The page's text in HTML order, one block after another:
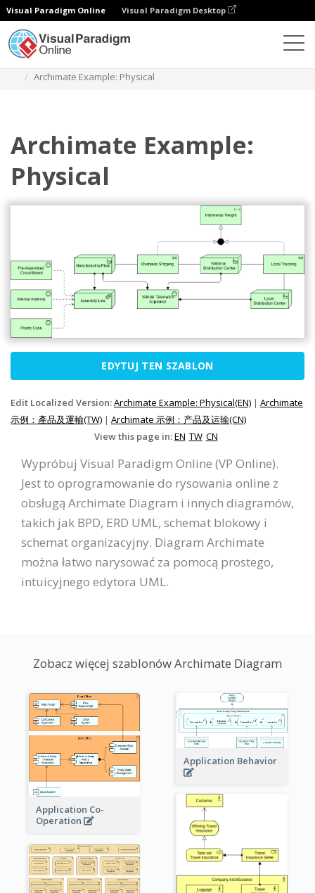
Visual Paradigm Online Visual Paradigm Desktop
Archimate Example: Physical
Archimate Example:
Physical
EDYTUJ TEN SZABLON
Edit Localized Version:Archimate Example: Physical(EN) | Archimate
示例：產品及運輸(TW) | Archimate 示例：产品及运输(CN)
View this page in:EN TW CN
Wypróbuj Visual Paradigm Online (VP Online).
Jest to oprogramowanie do rysowania online z
obsługą Archimate Diagram i innych diagramów,
takich jak BPD, ERD UML, schemat blokowy i
schemat organizacyjny. Diagram Archimate
można łatwo narysować za pomocą prostego,
intuicyjnego edytora UML.
Zobacz więcej szablonów Archimate Diagram
Application Co-
Operation
Application Behavior